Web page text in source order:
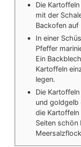
Die
mit der
Backofen
In einer
Pfeffer
Ein
Kartoffeln
legen.
Die
und goldgelb
die
Seiten schön